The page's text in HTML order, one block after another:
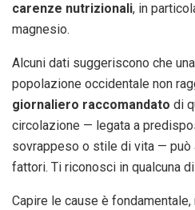
carenze nutrizionali, in
magnesio.
Alcuni dati suggeriscono che
popolazione occidentale non
giornaliero raccomandato di
circolazione — legata a
sovrappeso o stile di vita —
fattori. Ti riconosci in qualcuna
Capire le cause è